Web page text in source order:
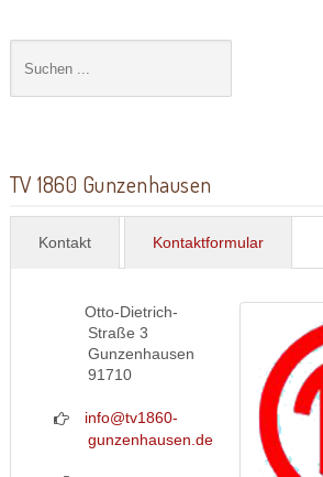
TV 1860 Gunzenhausen
Kontakt Kontaktformular
Otto-Dietrich-
Straße 3
Gunzenhausen
91710
info@tv1860-
gunzenhausen.de